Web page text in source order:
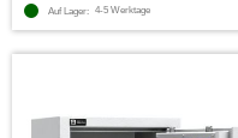
Auf Lager: 4-5 Werktage